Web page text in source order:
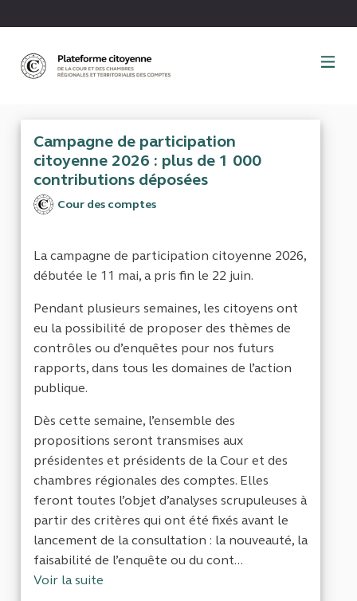
Campagne de participation
citoyenne 2026 : plus de 1 000
contributions déposées
Cour des comptes
La campagne de participation citoyenne 2026,
débutée le 11 mai, a pris fin le 22 juin.
Pendant plusieurs semaines, les citoyens ont
eu la possibilité de proposer des thèmes de
contrôles ou d’enquêtes pour nos futurs
rapports, dans tous les domaines de l’action
publique.
Dès cette semaine, l’ensemble des
propositions seront transmises aux
présidentes et présidents de la Cour et des
chambres régionales des comptes. Elles
feront toutes l’objet d’analyses scrupuleuses à
partir des critères qui ont été fixés avant le
lancement de la consultation : la nouveauté, la
faisabilité de l’enquête ou du cont...
Voir la suite